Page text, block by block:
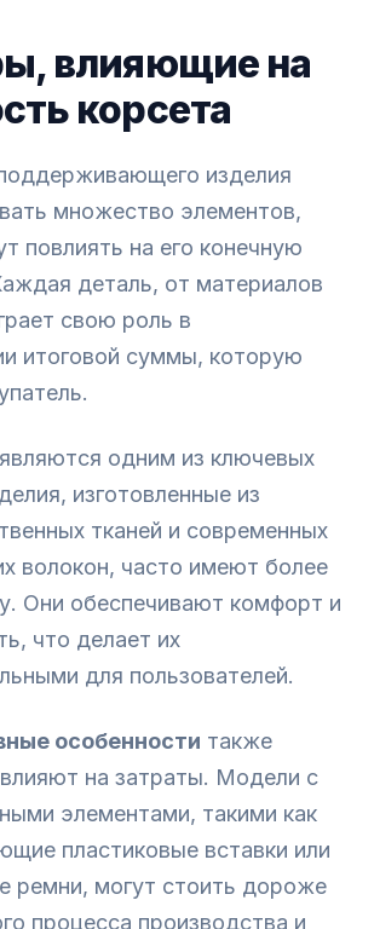
влияющие на
корсета
изделия
множество элементов,
повлиять на его конечную
деталь, от материалов
свою роль в
итоговой суммы, которую
являются одним из ключевых
изготовленные из
тканей и современных
волокон, часто имеют более
Они обеспечивают комфорт и
что делает их
для пользователей.
особенности также
на затраты. Модели с
элементами, такими как
пластиковые вставки или
ремни, могут стоить дороже
процесса производства и